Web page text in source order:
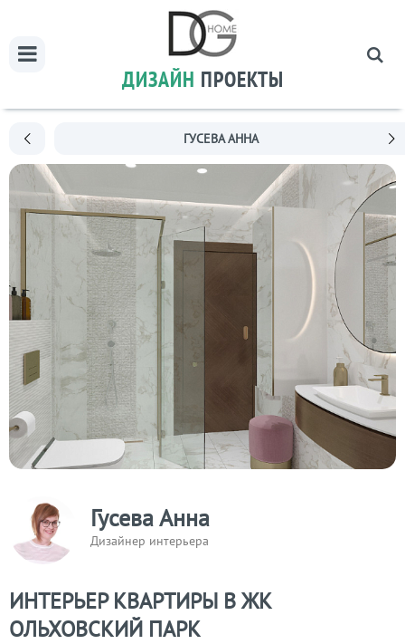
ДИЗАЙН ПРОЕКТЫ
ГУСЕВА АННА
Гусева Анна
Дизайнер интерьера
ИНТЕРЬЕР КВАРТИРЫ В ЖК
ОЛЬХОВСКИЙ ПАРК